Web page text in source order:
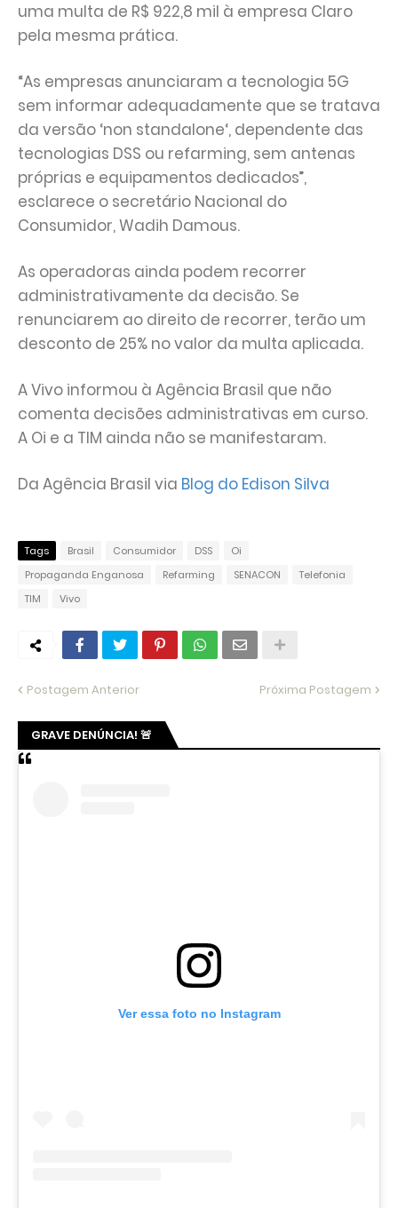
uma multa de R$ 922,8 mil à empresa Claro
pela mesma prática.
“As empresas anunciaram a tecnologia 5G
sem informar adequadamente que se tratava
da versão ‘non standalone‘, dependente das
tecnologias DSS ou refarming, sem antenas
próprias e equipamentos dedicados”,
esclarece o secretário Nacional do
Consumidor, Wadih Damous.
As operadoras ainda podem recorrer
administrativamente da decisão. Se
renunciarem ao direito de recorrer, terão um
desconto de 25% no valor da multa aplicada.
A Vivo informou à Agência Brasil que não
comenta decisões administrativas em curso.
A Oi e a TIM ainda não se manifestaram.
Da Agência Brasil via Blog do Edison Silva
Tags Brasil Consumidor DSS
Oi
Propaganda Enganosa
Refarming SENACON
Telefonia
TIM
Vivo
Postagem Anterior Próxima Postagem
GRAVE DENÚNCIA! 🚨
Ver essa foto no Instagram